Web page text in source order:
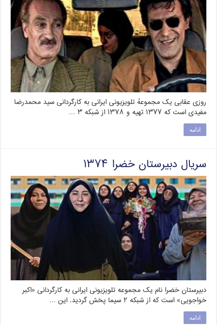
روزی عقابی یک مجموعهٔ تلویزیونی ایرانی به کارگردانی سید محمدرضا
مفیدی است که ۱۳۷۷ تهیه و ۱۳۷۸ از شبکه ۳ …
ادامه
سریال دبیرستان خضرا ۱۳۷۴
دبیرستان خضرا نام یک مجموعه تلویزیونی ایرانی به کارگردانی «اکبر
خواجویی» است که از شبکه ۲ سیما پخش گردید. این …
ادامه